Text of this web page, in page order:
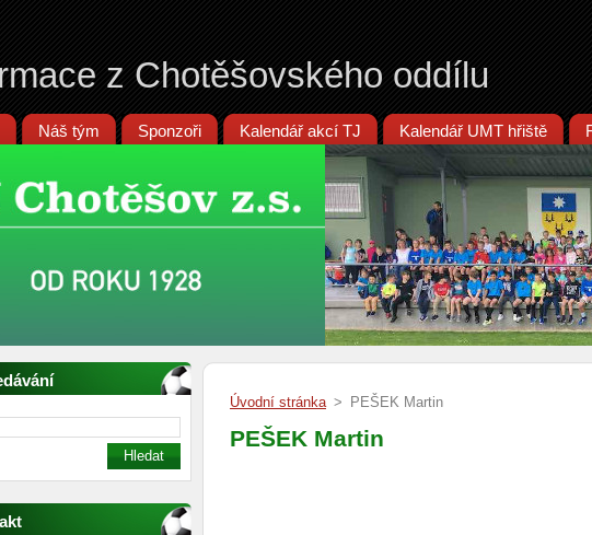
z Chotěšovského oddílu
Náš tým Sponzoři Kalendář akcí TJ Kalendář UMT hřiště
Úvodní stránka > PEŠEK Martin
PEŠEK Martin